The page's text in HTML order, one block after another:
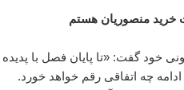
منصوریان هستم
خود گفت: «تا پایان فصل با پدیده
چه اتفاقی رقم خواهد خورد.